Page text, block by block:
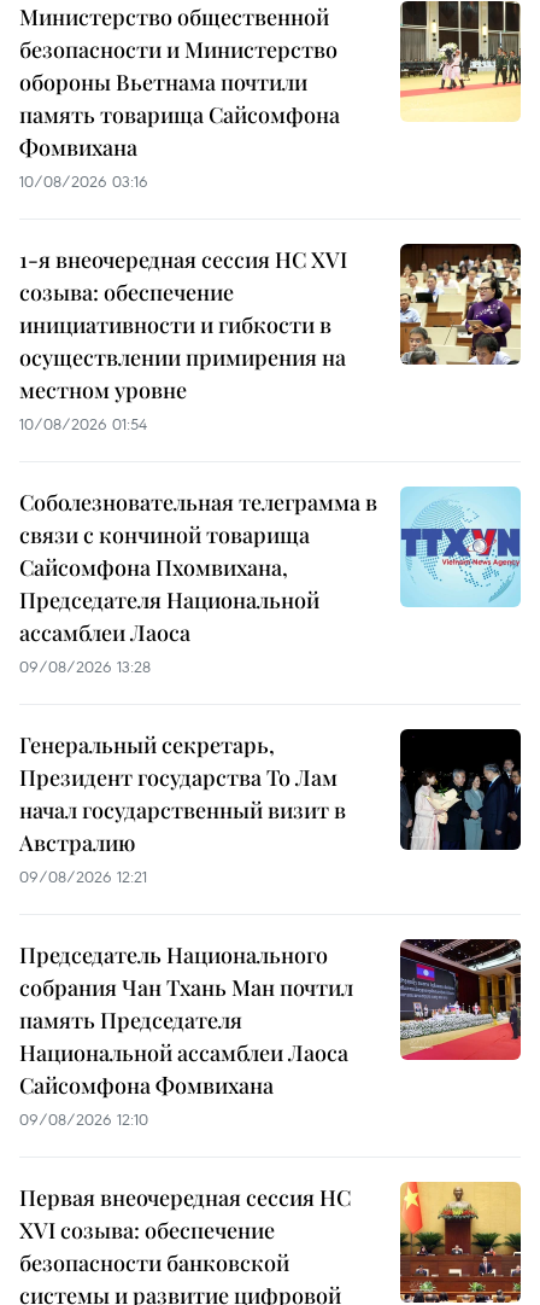
Министерство общественной
безопасности и Министерство
обороны Вьетнама почтили
память товарища Сайсомфона
Фомвихана
10/08/2026 03:16
1-я внеочередная сессия НС XVI
созыва: обеспечение
инициативности и гибкости в
осуществлении примирения на
местном уровне
10/08/2026 01:54
Соболезновательная телеграмма в
связи с кончиной товарища
Сайсомфона Пхомвихана,
Председателя Национальной
ассамблеи Лаоса
09/08/2026 13:28
Генеральный секретарь,
Президент государства То Лам
начал государственный визит в
Австралию
09/08/2026 12:21
Председатель Национального
собрания Чан Тхань Ман почтил
память Председателя
Национальной ассамблеи Лаоса
Сайсомфона Фомвихана
09/08/2026 12:10
Первая внеочередная сессия НС
XVI созыва: обеспечение
безопасности банковской
системы и развитие цифровой